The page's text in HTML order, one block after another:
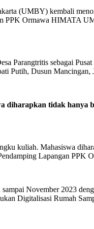
(UMBY) kembali
PPK Ormawa HIMATA
Parangtritis sebagai
Putih, Dusun
diharapkan tidak hanya
kuliah. Mahasiswa
Lapangan PPK
November 2023
Digitalisasi Rumah